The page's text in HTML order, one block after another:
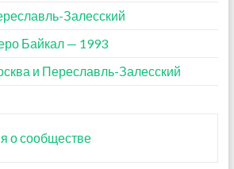
Залесский
Байкал — 1993
и Переславль-Залесский
о сообществе